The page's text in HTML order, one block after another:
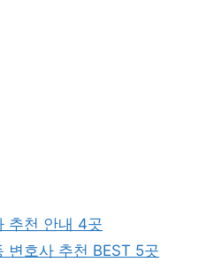
추천 안내 4곳
변호사 추천 BEST 5곳